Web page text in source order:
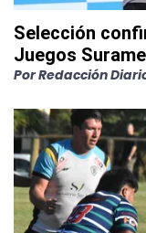
Selección
Juegos
PorRedacción